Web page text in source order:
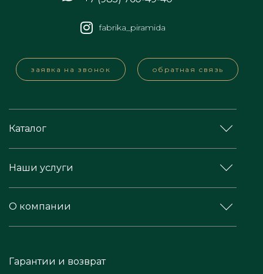
fabrika_piramida
заявка на звонок обратная связь
Каталог
Наши услуги
О компании
Гарантии и возврат